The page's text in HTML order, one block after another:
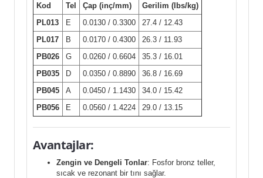
Kod Tel Çap (inç/mm)
Gerilim (lbs/kg)
PL013
E 0.0130 / 0.3300
27.4 / 12.43
PL017
B 0.0170 / 0.4300
26.3 / 11.93
PB026
G 0.0260 / 0.6604
35.3 / 16.01
PB035
D 0.0350 / 0.8890
36.8 / 16.69
PB045
A 0.0450 / 1.1430
34.0 / 15.42
PB056
E 0.0560 / 1.4224 29.0 / 13.15
Avantajlar:
Zengin ve Dengeli Tonlar: Fosfor bronz teller,
sıcak ve rezonant bir tını sağlar.